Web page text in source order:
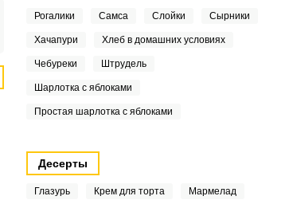
Рогалики Самса Слойки Сырники
Хачапури Хлеб в домашних условиях
Чебуреки Штрудель
Шарлотка с яблоками
Простая шарлотка с яблоками
Десерты
Глазурь Крем для торта Мармелад